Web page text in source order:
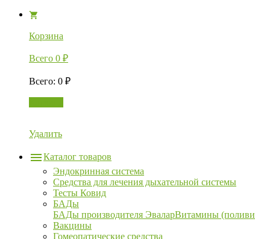
Корзина
Всего 0 ₽
Всего: 0 ₽
Удалить
Каталог товаров
Эндокринная система
Средства для лечения дыхательной системы
Тесты Ковид
БАДы
БАДы производителя ЭваларВитамины
Вакцины
Гомеопатические средства